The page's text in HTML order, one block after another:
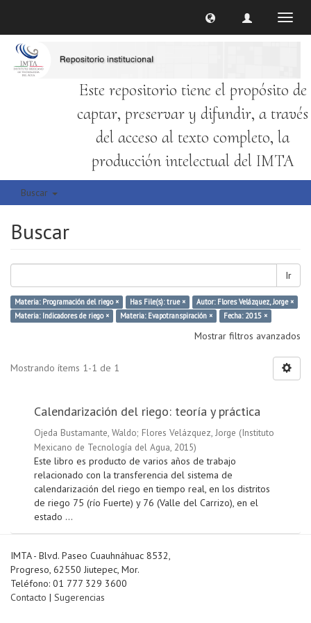
Este repositorio tiene el propósito de
captar, preservar y difundir, a través
del acceso al texto completo, la
producción intelectual del IMTA
Buscar
Buscar
Ir
Materia: Programación del riego × Has File(s): true ×
Autor: Flores Velázquez, Jorge ×
Materia: Indicadores de riego ×
Materia: Evapotranspiración × Fecha: 2015 ×
Mostrar filtros avanzados
Mostrando ítems 1-1 de 1
Calendarización del riego: teoría y práctica
Ojeda Bustamante, Waldo; Flores Velázquez, Jorge (Instituto
Mexicano de Tecnología del Agua, 2015)
Este libro es producto de varios años de trabajo
relacionado con la transferencia del sistema de
calendarización del riego en tiempo real, en los distritos
de riego 75 (río Fuerte) y 76 (Valle del Carrizo), en el
estado ...
IMTA - Blvd. Paseo Cuauhnáhuac 8532,
Progreso, 62550 Jiutepec, Mor.
Teléfono: 01 777 329 3600
Contacto | Sugerencias